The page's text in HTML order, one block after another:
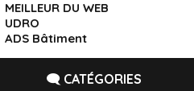
MEILLEUR DU WEB
UDRO
ADS Bâtiment
🗨️ CATÉGORIES